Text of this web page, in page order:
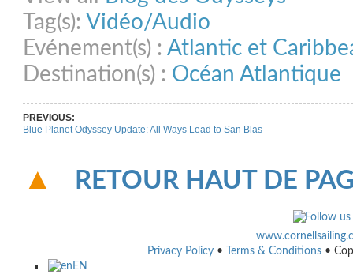
Tag(s): Vidéo/Audio
Evénement(s) : Atlantic et
Destination(s) : Océan Atlantique
PREVIOUS:
Blue Planet Odyssey Update: All Ways Lead to San Blas
RETOUR HAUT DE
Privacy Policy • Terms & Conditions •
EN